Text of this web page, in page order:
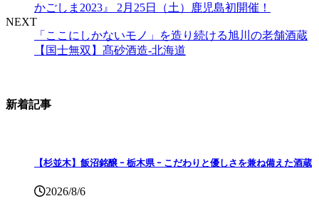
かごしま2023』 2月25日（土）鹿児島初開催！
NEXT
「ここにしかないモノ」を造り続ける旭川の老舗酒蔵
【国士無双】髙砂酒造‐北海道
新着記事
【杉並木】飯沼銘醸 ｰ 栃木県 ｰ こだわりと優しさを兼ね備えた酒蔵
2026/8/6